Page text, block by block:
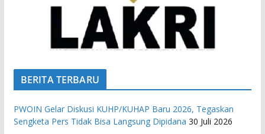
BERITA TERBARU
PWOIN Gelar Diskusi KUHP/KUHAP Baru 2026, Tegaskan
Sengketa Pers Tidak Bisa Langsung Dipidana 30 Juli 2026